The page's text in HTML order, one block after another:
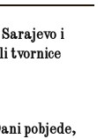
i
tvornice
pobjede,